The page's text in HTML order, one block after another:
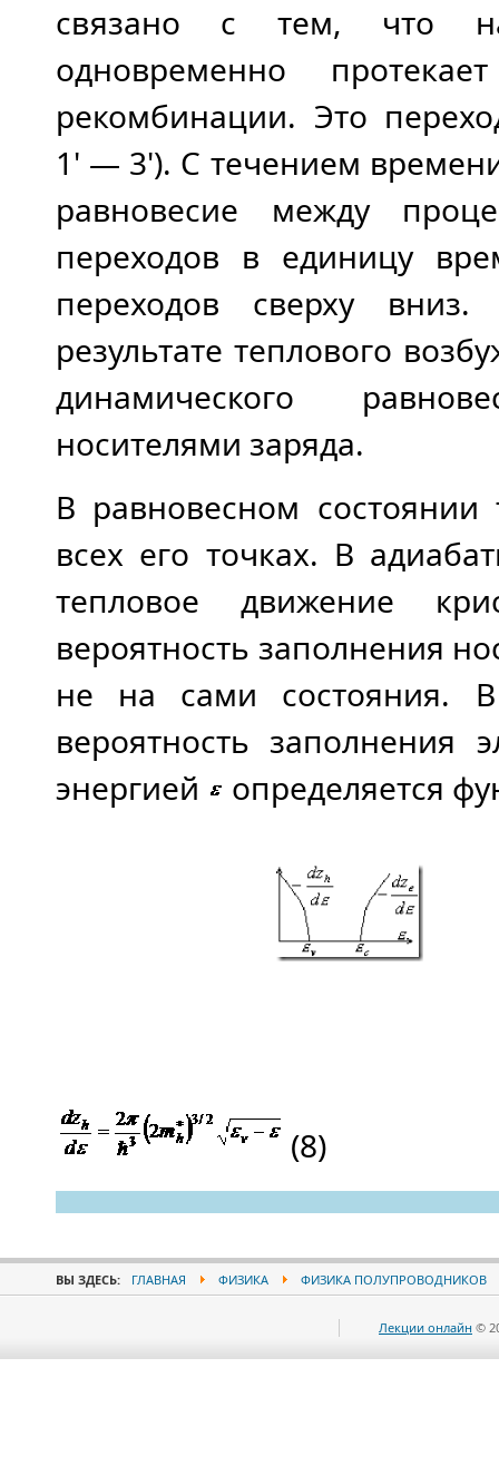
связано с тем, что
одновременно
рекомбинации. Это
1' — 3'). С течением
равновесие между
переходов в единицу
переходов сверху
результате теплового
динамического
носителями заряда.
В равновесном состоянии
всех его точках. В
тепловое движение
вероятность заполнения
не на сами состояния.
вероятность заполнения
энергией
определяется
(8)
ВЫ ЗДЕСЬ: ГЛАВНАЯ ФИЗИКА ФИЗИКА ПОЛУПРОВОДНИКОВ
Лекции онлайн ©